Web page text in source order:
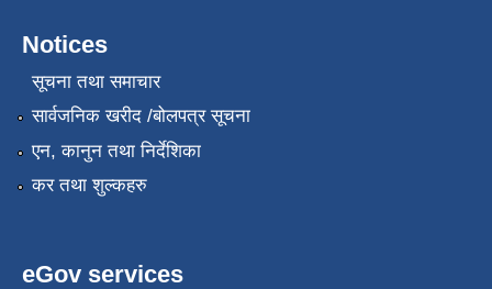
Notices
सूचना तथा समाचार
सार्वजनिक खरीद /बोलपत्र सूचना
एन, कानुन तथा निर्देशिका
कर तथा शुल्कहरु
eGov services